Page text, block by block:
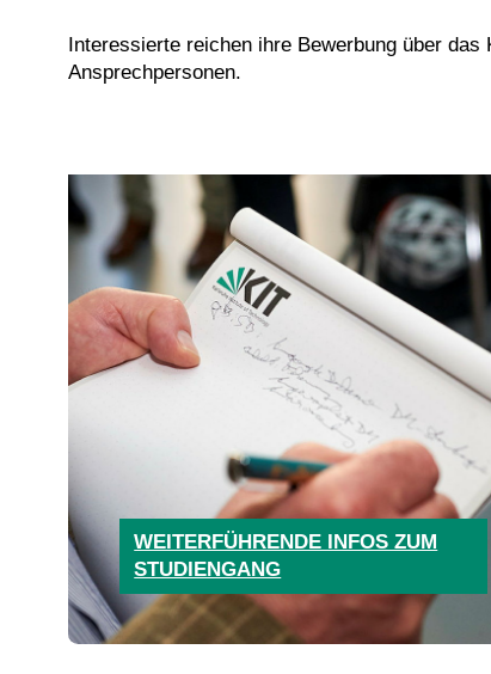
Interessierte reichen ihre Bewerbung über
Ansprechpersonen.
WEITERFÜHRENDE INFOS ZUM
STUDIENGANG